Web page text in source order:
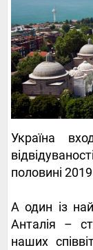
Україна
половині
А один із
Анталія –
наших